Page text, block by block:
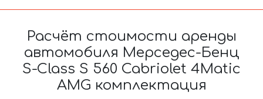
Расчёт стоимости аренды
автомобиля Мерседес-Бенц
S-Class S 560 Cabriolet 4Matic
AMG комплектация